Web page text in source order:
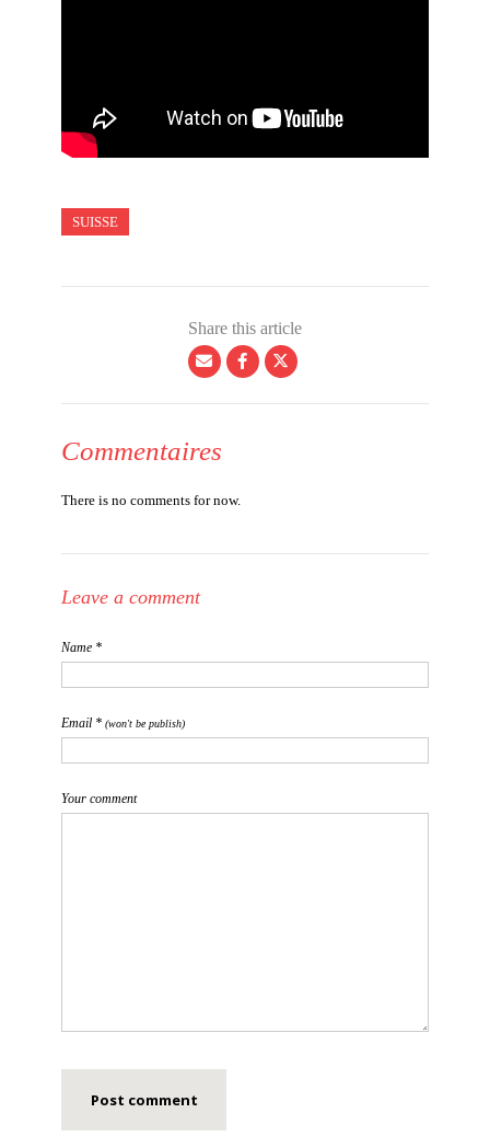
SUISSE
Share this article
Commentaires
There is no comments for now.
Leave a comment
Name *
Email * (won't be publish)
Your comment